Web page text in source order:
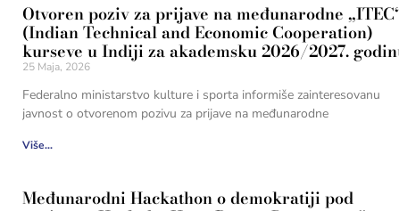
Otvoren poziv za prijave na međunarodne
(Indian Technical and Economic Cooperation)
kurseve u Indiji za akademsku 2026/2027.
25 Maja, 2026
Federalno ministarstvo kulture i sporta informiše zainteresovanu
javnost o otvorenom pozivu za prijave na međunarodne
Više...
Međunarodni Hackathon o demokratiji pod